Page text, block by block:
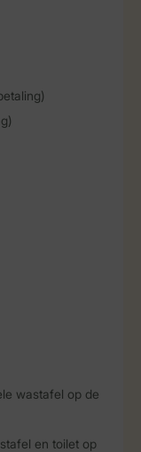
wastafel op de
en toilet op